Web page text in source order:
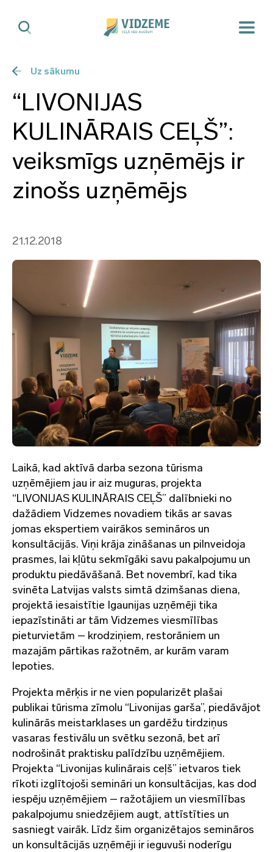
Uz sākumu
“LIVONIJAS
KULINĀRAIS CEĻŠ”:
veiksmīgs uzņēmējs ir
zinošs uzņēmējs
21.12.2018
Laikā, kad aktīvā darba sezona tūrisma
uzņēmējiem jau ir aiz muguras, projekta
“LIVONIJAS KULINĀRAIS CEĻŠ” dalībnieki no
dažādiem Vidzemes novadiem tikās ar savas
jomas ekspertiem vairākos semināros un
konsultācijās. Viņi krāja zināšanas un pilnveidoja
prasmes, lai kļūtu sekmīgāki savu pakalpojumu un
produktu piedāvāšanā. Bet novembrī, kad tika
svinēta Latvijas valsts simtā dzimšanas diena,
projektā iesaistītie Igaunijas uzņēmēji tika
iepazīstināti ar tām Vidzemes viesmīlības
pieturvietām – krodziņiem, restorāniem un
mazajām pārtikas ražotnēm, ar kurām varam
lepoties.
Projekta mērķis ir ne vien popularizēt plašai
publikai tūrisma zīmolu “Livonijas garša”, piedāvājot
kulinārās meistarklases un gardēžu tirdziņus
vasaras festivālu un svētku sezonā, bet arī
nodrošināt praktisku palīdzību uzņēmējiem.
Projekta “Livonijas kulinārais ceļš” ietvaros tiek
rīkoti izglītojoši semināri un konsultācijas, kas dod
iespēju uzņēmējiem – ražotājiem un viesmīlības
pakalpojumu sniedzējiem augt, attīstīties un
sasniegt vairāk. Līdz šim organizētajos semināros
un konsultācijās uzņēmēji ir ieguvuši noderīgu